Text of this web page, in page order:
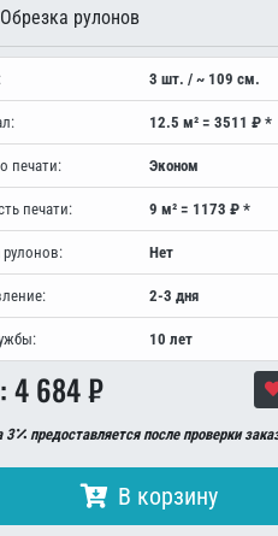
Обрезка рулонов
3 шт. / ~ 109 см.
12.5 м² = 3511 ₽ *
печати: Эконом
печати: 9 м² = 1173 ₽ *
рулонов: Нет
2-3 дня
10 лет
4 684₽
3 предоставляется после проверки
В корзину